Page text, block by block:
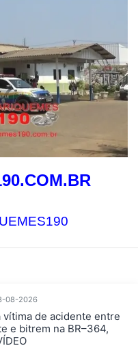
08-2026
vítima de acidente entre
e bitrem na BR–364,